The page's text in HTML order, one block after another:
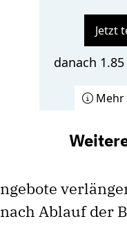
Jetzt
danach
Ablauf der